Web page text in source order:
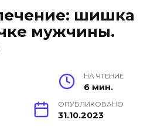
шишка
мужчины.
НА ЧТЕНИЕ
6 мин.
ОПУБЛИКОВАНО
31.10.2023